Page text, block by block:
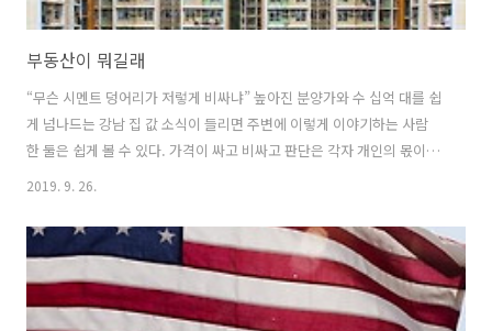
부동산이 뭐길래
“무슨 시멘트 덩어리가 저렇게 비싸냐” 높아진 분양가와 수 십억 대를 쉽
게 넘나드는 강남 집 값 소식이 들리면 주변에 이렇게 이야기하는 사람
한 둘은 쉽게 볼 수 있다. 가격이 싸고 비싸고 판단은 각자 개인의 몫이니
뭐 꼭 틀린 말은 아니다. 하지만 좀 더 냉정해질 필요가 있다. 우리는 살면
부동산은 토지, 그러니까 땅 위에 올라가 있는 움직이지 않는(부동)한 자
산(산)을 사는 것이다. 철근과 콘크리트, 나무와 벽돌과 같은 자재들은 사
실 상 무한정 공급 가능하지만 그 자재로 지어진 건물이 올려지는 토지는
유한하다. 여기에 사람들의 욕구가 더해지면서 ‘투기’라는 단어가 등장
2019. 9. 26.